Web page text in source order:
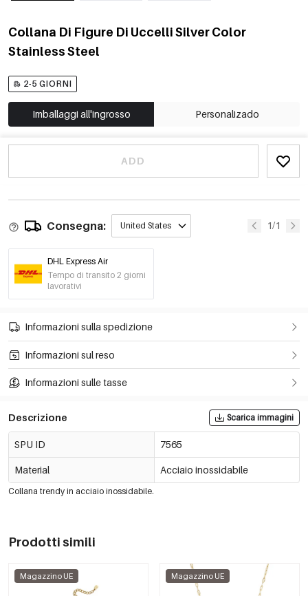
Collana Di Figure Di Uccelli Silver Color
Stainless Steel
2-5 GIORNI
Imballaggi all'ingrosso Personalizado
ADD
Consegna: United States 1/1
DHL Express Air
Tempo di transito 2 giorni
lavorativi
Informazioni sulla spedizione
Informazioni sul reso
Informazioni sulle tasse
Descrizione Scarica immagini
SPU ID 7565
Material Acciaio inossidabile
Collana trendy in acciaio inossidabile.
Prodotti simili
Magazzino UE Magazzino UE